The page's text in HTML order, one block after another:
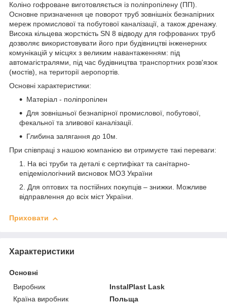
Коліно гофроване виготовляється із поліпропілену (ПП).
Основне призначення це поворот труб зовнішніх безнапірних
мереж промислової та побутової каналізації, а також дренажу.
Висока кільцева жорсткість SN 8 відводу для гофрованих труб
дозволяє використовувати його при будівництві інженерних
комунікацій у місцях з великим навантаженням: під
автомагістралями, під час будівництва транспортних розв'язок
(мостів), на території аеропортів.
Основні характеристики:
Матеріал - поліпропілен
Для зовнішньої безнапірної промислової, побутової,
фекальної та зливової каналізації.
Глибина залягання до 10м.
При співпраці з нашою компанією ви отримуєте такі переваги:
На всі труби та деталі є сертифікат та санітарно-
епідеміологічний висновок МОЗ України
Для оптових та постійних покупців – знижки. Можливе
відправлення до всіх міст України.
Приховати
Характеристики
Основні
Виробник
InstalPlast Lask
Країна виробник
Польща